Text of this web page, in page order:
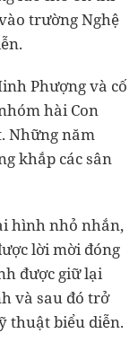
trường Nghệ
Phượng và cố
hài Con
Những năm
khắp các sân
hình nhỏ nhắn,
lời mời đóng
được giữ lại
và sau đó trở
thuật biểu diễn.